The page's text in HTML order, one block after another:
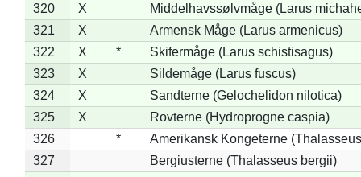
320
X
Middelhavssølvmåge (Larus
321
X
Armensk Måge (Larus armenicus)
322
X *
Skifermåge (Larus schistisagus)
323
X
Sildemåge (Larus fuscus)
324
X
Sandterne (Gelochelidon nilotica)
325
X
Rovterne (Hydroprogne caspia)
326
*
Amerikansk Kongeterne
327
Bergiusterne (Thalasseus bergii)